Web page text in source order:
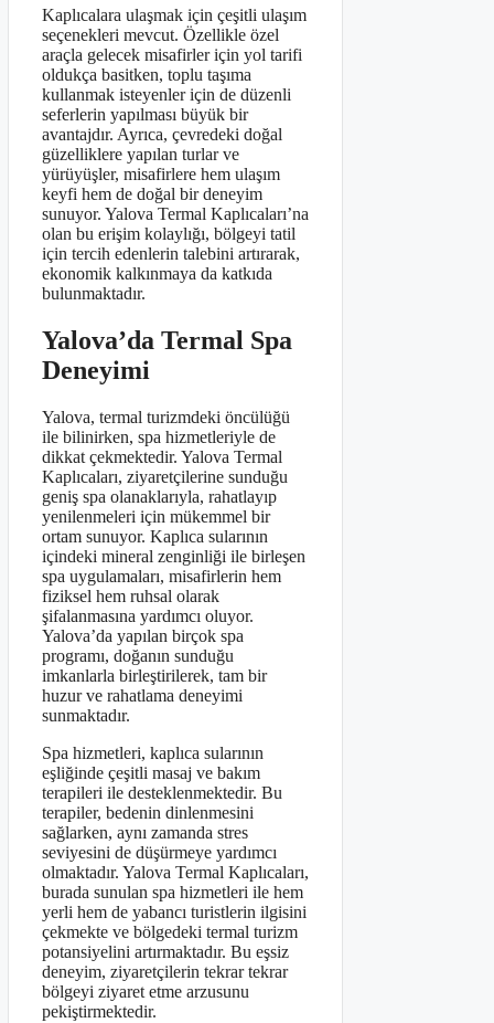
Kaplıcalara ulaşmak için çeşitli ulaşım
seçenekleri mevcut. Özellikle özel
araçla gelecek misafirler için yol tarifi
oldukça basitken, toplu taşıma
kullanmak isteyenler için de düzenli
seferlerin yapılması büyük bir
avantajdır. Ayrıca, çevredeki doğal
güzelliklere yapılan turlar ve
yürüyüşler, misafirlere hem ulaşım
keyfi hem de doğal bir deneyim
sunuyor. Yalova Termal Kaplıcaları’na
olan bu erişim kolaylığı, bölgeyi tatil
için tercih edenlerin talebini artırarak,
ekonomik kalkınmaya da katkıda
bulunmaktadır.
Yalova’da Termal Spa
Deneyimi
Yalova, termal turizmdeki öncülüğü
ile bilinirken, spa hizmetleriyle de
dikkat çekmektedir. Yalova Termal
Kaplıcaları, ziyaretçilerine sunduğu
geniş spa olanaklarıyla, rahatlayıp
yenilenmeleri için mükemmel bir
ortam sunuyor. Kaplıca sularının
içindeki mineral zenginliği ile birleşen
spa uygulamaları, misafirlerin hem
fiziksel hem ruhsal olarak
şifalanmasına yardımcı oluyor.
Yalova’da yapılan birçok spa
programı, doğanın sunduğu
imkanlarla birleştirilerek, tam bir
huzur ve rahatlama deneyimi
sunmaktadır.
Spa hizmetleri, kaplıca sularının
eşliğinde çeşitli masaj ve bakım
terapileri ile desteklenmektedir. Bu
terapiler, bedenin dinlenmesini
sağlarken, aynı zamanda stres
seviyesini de düşürmeye yardımcı
olmaktadır. Yalova Termal Kaplıcaları,
burada sunulan spa hizmetleri ile hem
yerli hem de yabancı turistlerin ilgisini
çekmekte ve bölgedeki termal turizm
potansiyelini artırmaktadır. Bu eşsiz
deneyim, ziyaretçilerin tekrar tekrar
bölgeyi ziyaret etme arzusunu
pekiştirmektedir.